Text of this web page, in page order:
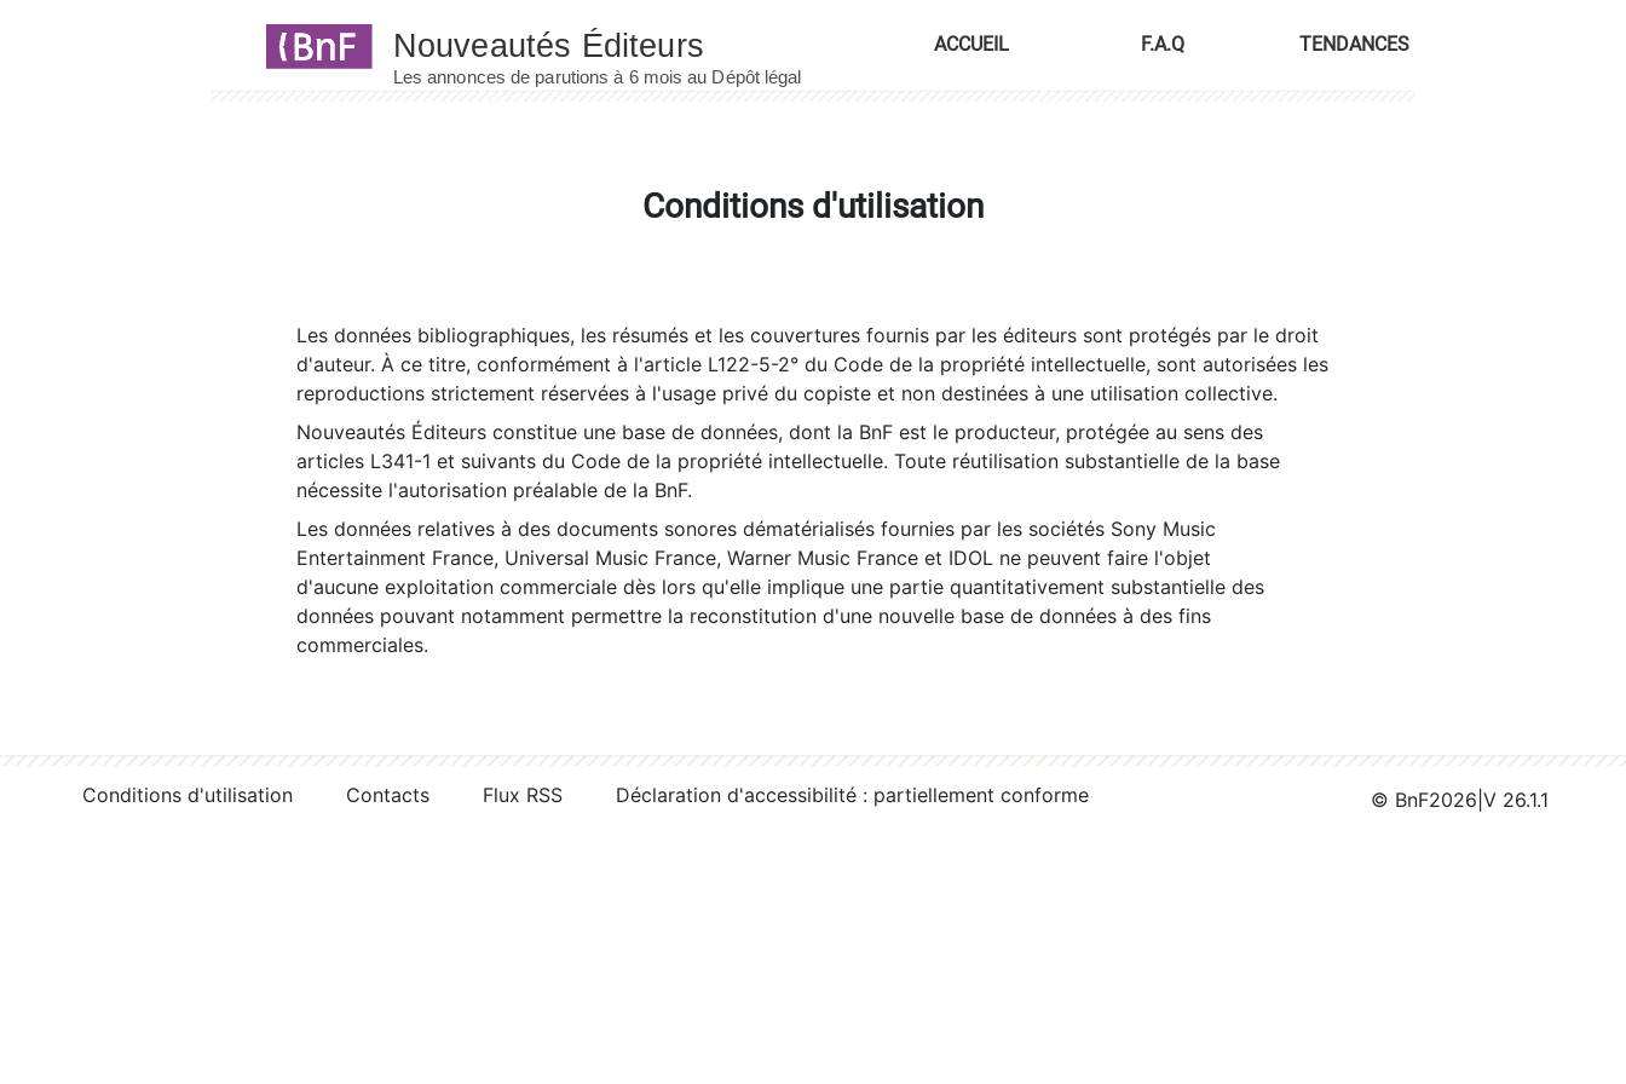
ACCUEIL F.A.Q TENDANCES
Conditions d'utilisation
Les données bibliographiques, les résumés et les couvertures fournis par les éditeurs sont protégés par le droit
d'auteur. À ce titre, conformément à l'article L122-5-2° du Code de la propriété intellectuelle, sont autorisées les
reproductions strictement réservées à l'usage privé du copiste et non destinées à une utilisation collective.
Nouveautés Éditeurs constitue une base de données, dont la BnF est le producteur, protégée au sens des
articles L341-1 et suivants du Code de la propriété intellectuelle. Toute réutilisation substantielle de la base
nécessite l'autorisation préalable de la BnF.
Les données relatives à des documents sonores dématérialisés fournies par les sociétés Sony Music
Entertainment France, Universal Music France, Warner Music France et IDOL ne peuvent faire l'objet
d'aucune exploitation commerciale dès lors qu'elle implique une partie quantitativement substantielle des
données pouvant notamment permettre la reconstitution d'une nouvelle base de données à des fins
commerciales.
Conditions d'utilisation Contacts Flux RSS Déclaration d'accessibilité : partiellement conforme © BnF2026 V 26.1.1